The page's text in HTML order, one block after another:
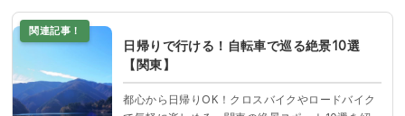
関連記事！
日帰りで行ける！自転車で巡る絶景10選
【関東】
都心から日帰りOK！クロスバイクやロードバイク